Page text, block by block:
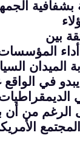
بين
الميدان
في
الرغم من